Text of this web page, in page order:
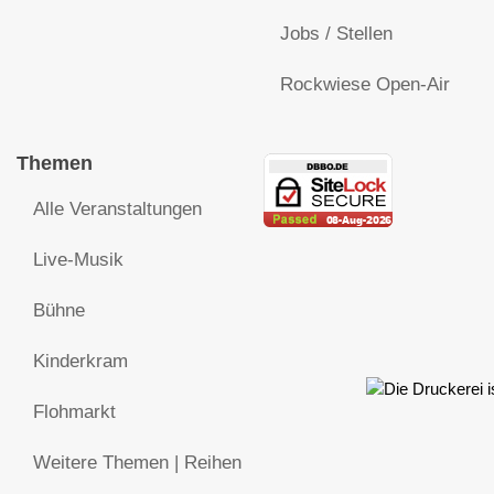
Jobs / Stellen
Rockwiese Open-Air
Themen
Alle Veranstaltungen
Live-Musik
Bühne
Kinderkram
Flohmarkt
Weitere Themen | Reihen